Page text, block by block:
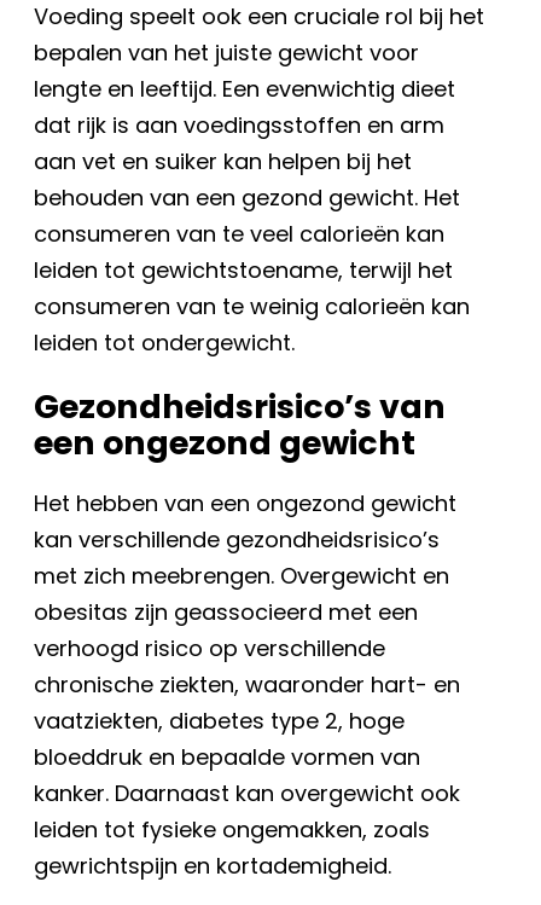
Voeding speelt ook een cruciale rol bij het
bepalen van het juiste gewicht voor
lengte en leeftijd. Een evenwichtig dieet
dat rijk is aan voedingsstoffen en arm
aan vet en suiker kan helpen bij het
behouden van een gezond gewicht. Het
consumeren van te veel calorieën kan
leiden tot gewichtstoename, terwijl het
consumeren van te weinig calorieën kan
leiden tot ondergewicht.
Gezondheidsrisico’s van
een ongezond gewicht
Het hebben van een ongezond gewicht
kan verschillende gezondheidsrisico’s
met zich meebrengen. Overgewicht en
obesitas zijn geassocieerd met een
verhoogd risico op verschillende
chronische ziekten, waaronder hart- en
vaatziekten, diabetes type 2, hoge
bloeddruk en bepaalde vormen van
kanker. Daarnaast kan overgewicht ook
leiden tot fysieke ongemakken, zoals
gewrichtspijn en kortademigheid.